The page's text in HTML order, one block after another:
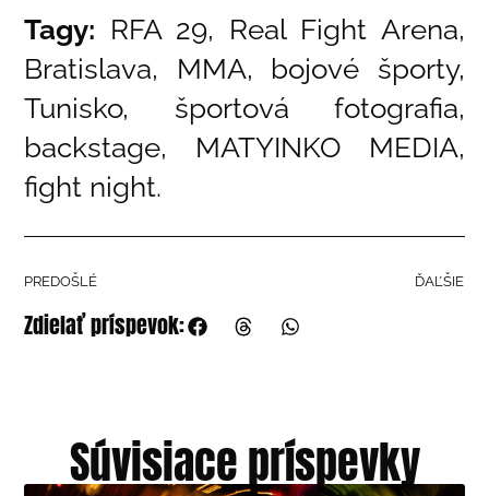
Tagy: RFA 29, Real Fight Arena,
Bratislava, MMA, bojové športy,
Tunisko, športová fotografia,
backstage, MATYINKO MEDIA,
fight night.
PREDOŠLÉ ĎAĽŠIE
Zdielať príspevok:
Súvisiace príspevky